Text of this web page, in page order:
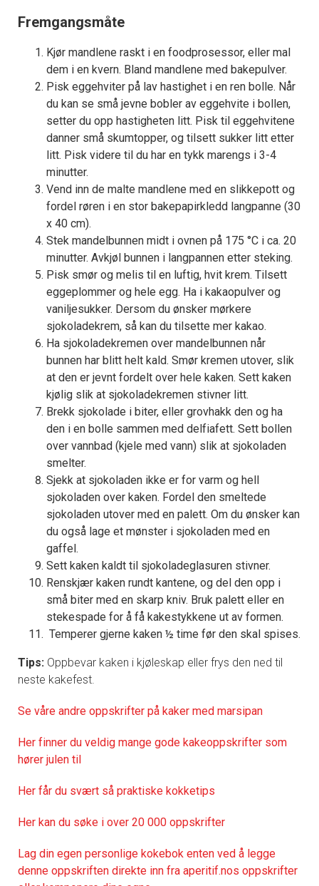
Fremgangsmåte
Kjør mandlene raskt i en foodprosessor, eller mal
dem i en kvern. Bland mandlene med bakepulver.
Pisk eggehviter på lav hastighet i en ren bolle. Når
du kan se små jevne bobler av eggehvite i bollen,
setter du opp hastigheten litt. Pisk til eggehvitene
danner små skumtopper, og tilsett sukker litt etter
litt. Pisk videre til du har en tykk marengs i 3-4
minutter.
Vend inn de malte mandlene med en slikkepott og
fordel røren i en stor bakepapirkledd langpanne (30
x 40 cm).
Stek mandelbunnen midt i ovnen på 175 °C i ca. 20
minutter. Avkjøl bunnen i langpannen etter steking.
Pisk smør og melis til en luftig, hvit krem. Tilsett
eggeplommer og hele egg. Ha i kakaopulver og
vaniljesukker. Dersom du ønsker mørkere
sjokoladekrem, så kan du tilsette mer kakao.
Ha sjokoladekremen over mandelbunnen når
bunnen har blitt helt kald. Smør kremen utover, slik
at den er jevnt fordelt over hele kaken. Sett kaken
kjølig slik at sjokoladekremen stivner litt.
Brekk sjokolade i biter, eller grovhakk den og ha
den i en bolle sammen med delfiafett. Sett bollen
over vannbad (kjele med vann) slik at sjokoladen
smelter.
Sjekk at sjokoladen ikke er for varm og hell
sjokoladen over kaken. Fordel den smeltede
sjokoladen utover med en palett. Om du ønsker kan
du også lage et mønster i sjokoladen med en
gaffel.
Sett kaken kaldt til sjokoladeglasuren stivner.
Renskjær kaken rundt kantene, og del den opp i
små biter med en skarp kniv. Bruk palett eller en
stekespade for å få kakestykkene ut av formen.
Temperer gjerne kaken ½ time før den skal spises.
Tips: Oppbevar kaken i kjøleskap eller frys den ned til
neste kakefest.
Se våre andre oppskrifter på kaker med marsipan
Her finner du veldig mange gode kakeoppskrifter som
hører julen til
Her får du svært så praktiske kokketips
Her kan du søke i over 20 000 oppskrifter
Lag din egen personlige kokebok enten ved å legge
denne oppskriften direkte inn fra aperitif.nos oppskrifter